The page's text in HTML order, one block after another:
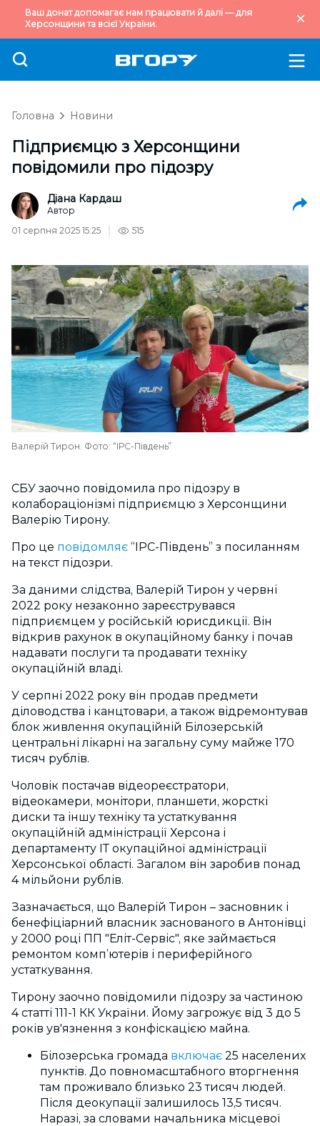
Ваш донат допомагає нам працювати й далі — для
Херсонщини та всієї України.
Головна Новини
Підприємцю з Херсонщини
повідомили про підозру
Діана Кардаш
Автор
01 серпня 2025 15:25
515
Валерій Тирон. Фото: “ІРС-Південь”
СБУ заочно повідомила про підозру в
колабораціонізмі підприємцю з Херсонщини
Валерію Тирону.
Про це повідомляє “ІРС-Південь” з посиланням
на текст підозри.
За даними слідства, Валерій Тирон у червні
2022 року незаконно зареєструвався
підприємцем у російській юрисдикції. Він
відкрив рахунок в окупаційному банку і почав
надавати послуги та продавати техніку
окупаційній владі.
У серпні 2022 року він продав предмети
діловодства і канцтовари, а також відремонтував
блок живлення окупаційній Білозерській
центральні лікарні на загальну суму майже 170
тисяч рублів.
Чоловік постачав відеореєстратори,
відеокамери, монітори, планшети, жорсткі
диски та іншу техніку та устаткування
окупаційній адміністрації Херсона і
департаменту ІТ окупаційної адміністрації
Херсонської області. Загалом він заробив понад
4 мільйони рублів.
Зазначається, що Валерій Тирон – засновник і
бенефіціарний власник заснованого в Антонівці
у 2000 році ПП "Еліт-Сервіс", яке займається
ремонтом комп’ютерів і периферійного
устаткування.
Тирону заочно повідомили підозру за частиною
4 статті 111-1 КК України. Йому загрожує від 3 до 5
років ув'язнення з конфіскацією майна.
Білозерська громада включає 25 населених
пунктів. До повномасштабного вторгнення
там проживало близько 23 тисяч людей.
Після деокупації залишилось 13,5 тисяч.
Наразі, за словами начальника місцевої